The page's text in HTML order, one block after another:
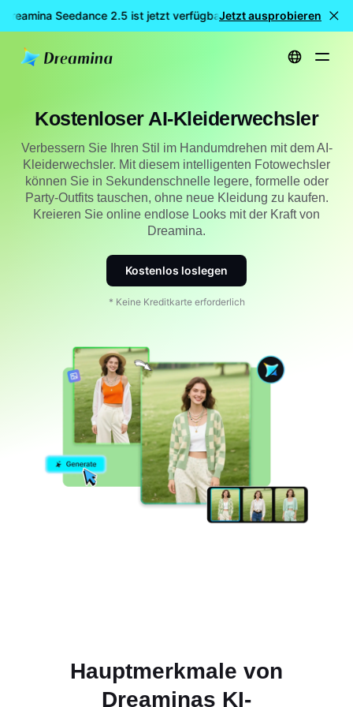
Seedance 2.5 ist jetzt verfügbar 🎉 Neues Modell
Jetzt ausprobieren
Startseite Werkzeuge Kostenloser AI-Kleiderwechsler
Kostenloser AI-Kleiderwechsler
Verbessern Sie Ihren Stil im Handumdrehen mit dem AI-
Kleiderwechsler. Mit diesem intelligenten Fotowechsler
können Sie in Sekundenschnelle legere, formelle oder
Party-Outfits tauschen, ohne neue Kleidung zu kaufen.
Kreieren Sie online endlose Looks mit der Kraft von
Dreamina.
Kostenlos loslegen
* Keine Kreditkarte erforderlich
Hauptmerkmale von
Dreaminas KI-